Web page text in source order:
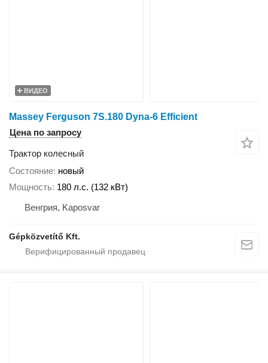
ВИДЕО
Massey Ferguson 7S.180 Dyna-6 Efficient
Цена по запросу
Трактор колесный
Состояние новый
Мощность 180 л.с. (132 кВт)
Венгрия, Kaposvar
Gépközvetítő Kft.